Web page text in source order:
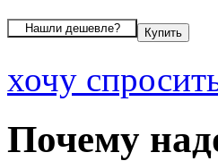
хочу
Почему